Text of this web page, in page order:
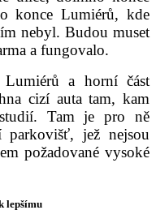
konce Lumiérů, kde
nebyl. Budou muset
a fungovalo.
a horní část
cizí auta tam, kam
Tam je pro ně
parkovišť, jež nejsou
požadované vysoké
lepšímu